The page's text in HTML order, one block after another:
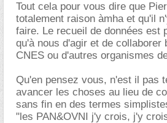
Tout cela pour vous dire que
totalement raison àmha et qu'il
faire. Le recueil de données est
qu'à nous d'agir et de collaborer
CNES ou d'autres organismes
Qu'en pensez vous, n'est il pas
avancer les choses au lieu de
sans fin en des termes
"les PAN&OVNI j'y crois, j'y